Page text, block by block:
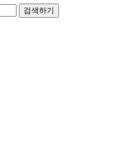
검색하기